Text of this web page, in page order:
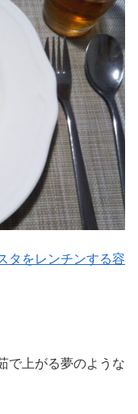
タをレンチンする容
で上がる夢のような